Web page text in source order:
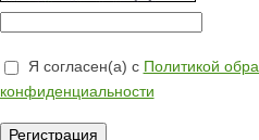
Я согласен(а) с Политикой
конфиденциальности